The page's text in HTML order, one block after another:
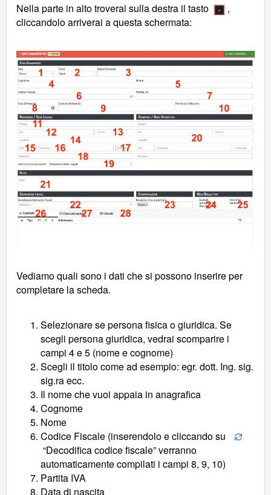
Nella parte in alto troverai sulla destra il tasto
,
cliccandolo arriverai a questa schermata:
Vediamo quali sono i dati che si possono inserire per
completare la scheda.
Selezionare se persona fisica o giuridica. Se
scegli persona giuridica, vedrai scomparire i
campi 4 e 5 (nome e cognome)
Scegli il titolo come ad esempio: egr. dott. Ing. sig.
sig.ra ecc.
Il nome che vuoi appaia in anagrafica
Cognome
Nome
Codice Fiscale (inserendolo e cliccando su
“Decodifica codice fiscale” verranno
automaticamente compilati i campi 8, 9, 10)
Partita IVA
Data di nascita